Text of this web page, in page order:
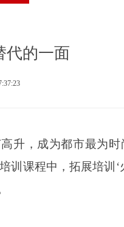
代的一面
升，成为都市最为
训课程中，拓展培训‘